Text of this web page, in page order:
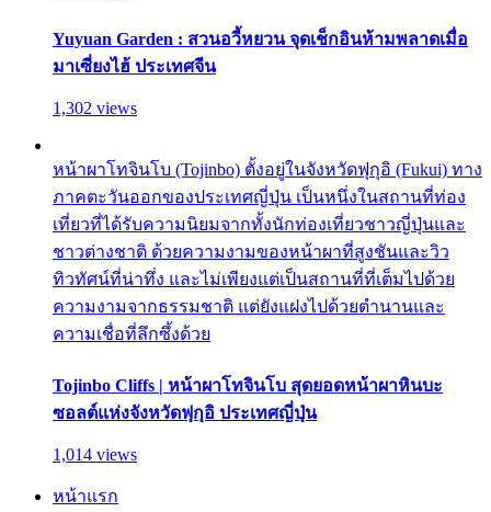
Yuyuan Garden : สวนอวี้หยวน จุดเช็กอินห้ามพลาดเมื่อ
มาเซี่ยงไฮ้ ประเทศจีน
1,302 views
หน้าผาโทจินโบ (Tojinbo) ตั้งอยู่ในจังหวัดฟุกุอิ (Fukui) ทาง
ภาคตะวันออกของประเทศญี่ปุ่น เป็นหนึ่งในสถานที่ท่อง
เที่ยวที่ได้รับความนิยมจากทั้งนักท่องเที่ยวชาวญี่ปุ่นและ
ชาวต่างชาติ ด้วยความงามของหน้าผาที่สูงชันและวิว
ทิวทัศน์ที่น่าทึ่ง และไม่เพียงแต่เป็นสถานที่ที่เต็มไปด้วย
ความงามจากธรรมชาติ แต่ยังแฝงไปด้วยตำนานและ
ความเชื่อที่ลึกซึ้งด้วย
Tojinbo Cliffs | หน้าผาโทจินโบ สุดยอดหน้าผาหินบะ
ซอลต์แห่งจังหวัดฟุกุอิ ประเทศญี่ปุ่น
1,014 views
หน้าแรก